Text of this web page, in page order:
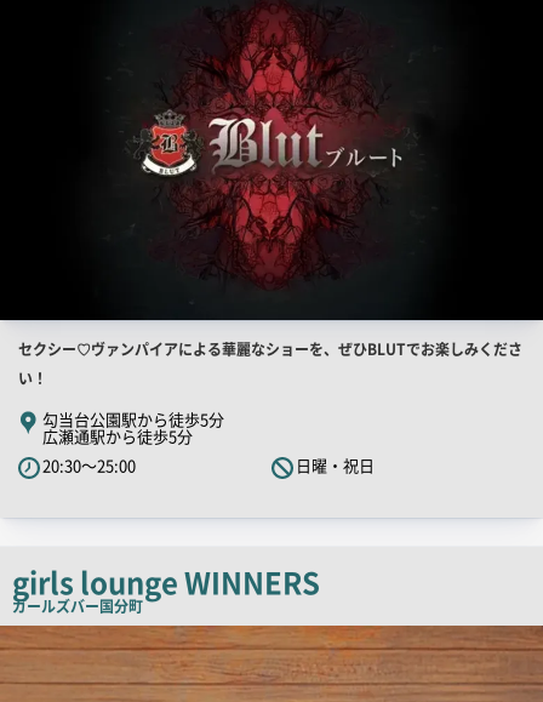
店
舗
PR
キ
ャ
チ
ピ
ー
セクシー♡ヴァンパイアによる華麗なショーを、ぜひBLUTでお楽しみくださ
い！
勾当台公園駅から徒歩5分
広瀬通駅から徒歩5分
20:30～25:00
日曜・祝日
girls lounge WINNERS
ガールズバー国分町
舗
画